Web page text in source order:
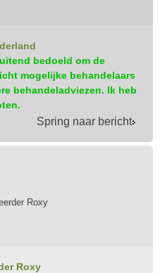
bedoeld om de
mogelijke behandelaars
behandeladviezen. Ik heb
Spring naar bericht
Roxy
Roxy